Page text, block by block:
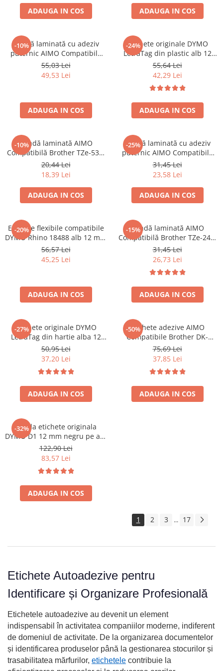
ADAUGA IN COS ADAUGA IN COS
-10%
Bandă laminată cu adeziv
puternic AIMO Compatibilă
Brother TZe-S651, 24 mm text
negru pe galben, pentru
suprafețe plane, semnalizare
lungă durată
55,03 Lei
49,53 Lei
ADAUGA IN COS
-24%
Etichete originale DYMO
LetraTag din plastic alb 12
mm pentru organizare acasa,
birou si scoala S0721660
55,64 Lei
42,29 Lei
ADAUGA IN COS
-10%
Bandă laminată AIMO
Compatibilă Brother TZe-531,
12 mm text negru pe albastru,
pentru organizare
documente, identificare
bunuri și etichetare
profesională
20,44 Lei
18,39 Lei
ADAUGA IN COS
-25%
Bandă laminată cu adeziv
puternic AIMO Compatibilă
Brother TZe-S621, 9 mm text
negru pe galben, pentru
suprafețe plane, identificare
rapidă și siguranță vizuală
31,45 Lei
23,58 Lei
ADAUGA IN COS
-20%
Etichete flexibile compatibile
DYMO Rhino 18488 alb 12 mm
pentru identificarea cablurilor
și fibrei optice prin înfășurare
56,57 Lei
45,25 Lei
ADAUGA IN COS
-15%
Bandă laminată AIMO
Compatibilă Brother TZe-241,
18 mm text negru pe alb,
pentru etichetare industrială,
identificare echipamente și
depozitare
31,45 Lei
26,73 Lei
ADAUGA IN COS
-27%
Etichete originale DYMO
LetraTag din hartie alba 12
mm pentru borcane,
recipiente si organizare acasa
S0721510
50,95 Lei
37,20 Lei
ADAUGA IN COS
-50%
Etichete adezive AIMO
Compatibile Brother DK-
11241, 102 x 152 mm, pentru
AWB, curierat și etichete
transport
75,69 Lei
37,85 Lei
ADAUGA IN COS
-32%
Banda etichete originala
DYMO D1 12 mm negru pe alb
pentru documente,
bibliorafturi, rafturi si
organizare generala S0720530
122,90 Lei
83,57 Lei
ADAUGA IN COS
1 2 3 ... 17
Etichete Autoadezive pentru
Identificare și Organizare Profesională
Etichetele autoadezive au devenit un element
indispensabil în activitatea companiilor moderne, indiferent
de domeniul de activitate. De la organizarea documentelor
și identificarea produselor până la gestionarea stocurilor și
trasabilitatea mărfurilor, etichetele contribuie la